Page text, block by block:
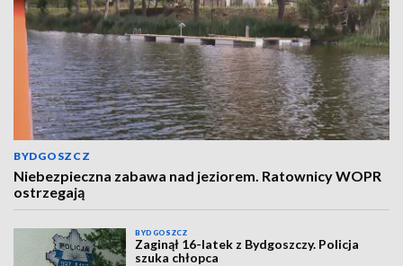
BYDGOSZCZ
Niebezpieczna zabawa nad jeziorem. Ratownicy WOPR
ostrzegają
BYDGOSZCZ
Zaginął 16-latek z Bydgoszczy. Policja
szuka chłopca